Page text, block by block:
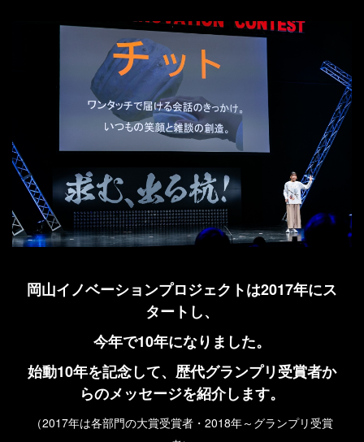
岡山イノベーションプロジェクトは2017年にス
タートし、
今年で10年になりました。
始動10年を記念して、歴代グランプリ受賞者か
らのメッセージを紹介します。
（2017年は各部門の大賞受賞者・2018年～グランプリ受賞